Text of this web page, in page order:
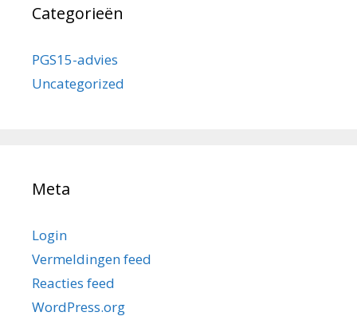
Categorieën
PGS15-advies
Uncategorized
Meta
Login
Vermeldingen feed
Reacties feed
WordPress.org